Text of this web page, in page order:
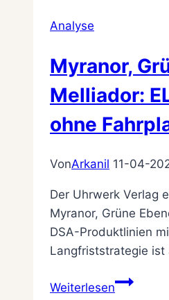
Analyse
Myranor,
Melliador:
ohne
VonArkanil 11-04-
Der Uhrwerk Verlag
Myranor, Grüne
DSA-Produktlinien
Langfriststrategie ist
WeiterlesenMyranor,